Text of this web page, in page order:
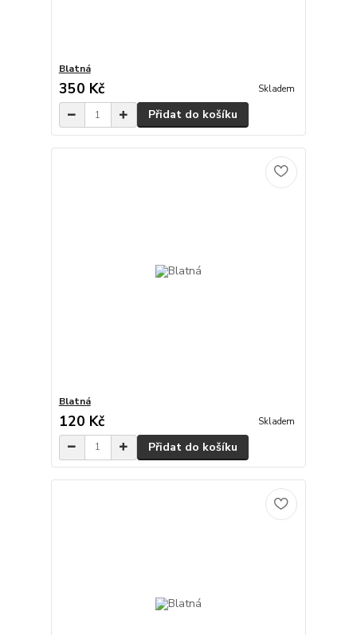
Blatná
350 Kč Skladem
Přidat do košíku
Blatná
120 Kč Skladem
Přidat do košíku